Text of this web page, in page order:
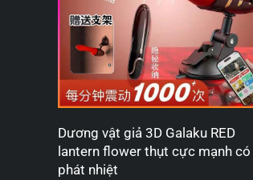
Dương vật giả 3D Galaku RED
lantern flower thụt cực mạnh có
phát nhiệt